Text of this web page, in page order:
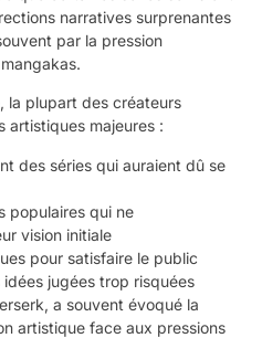
narratives surprenantes
par la pression
la plupart des créateurs
artistiques majeures :
des séries qui auraient dû se
populaires qui ne
vision initiale
pour satisfaire le public
jugées trop risquées
a souvent évoqué la
artistique face aux pressions